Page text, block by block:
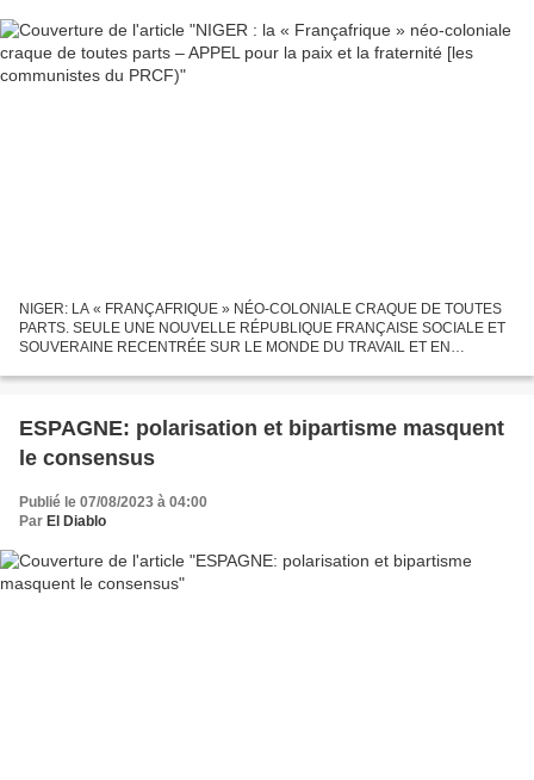
NIGER: LA « FRANÇAFRIQUE » NÉO-COLONIALE CRAQUE DE TOUTES
PARTS. SEULE UNE NOUVELLE RÉPUBLIQUE FRANÇAISE SOCIALE ET
SOUVERAINE RECENTRÉE SUR LE MONDE DU TRAVAIL ET EN
NÉOCOLONIALISME POURRI, REFONDER...
ESPAGNE: polarisation et bipartisme masquent
le consensus
Publié le 07/08/2023 à 04:00
Par El Diablo